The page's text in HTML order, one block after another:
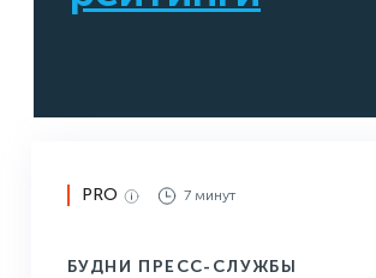
PRO 7 минут
БУДНИ ПРЕСС-СЛУЖБЫ